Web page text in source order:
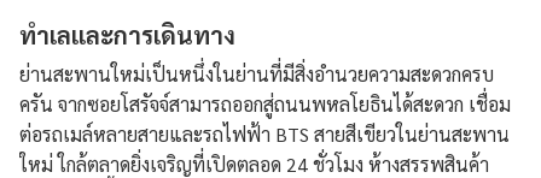
ทำเลและการเดินทาง
ย่านสะพานใหม่เป็นหนึ่งในย่านที่มีสิ่งอำนวยความสะดวกครบ
ครัน จากซอยโสรัจจ์สามารถออกสู่ถนนพหลโยธินได้สะดวก เชื่อม
ต่อรถเมล์หลายสายและรถไฟฟ้า BTS สายสีเขียวในย่านสะพาน
ใหม่ ใกล้ตลาดยิ่งเจริญที่เปิดตลอด 24 ชั่วโมง ห้างสรรพสินค้า